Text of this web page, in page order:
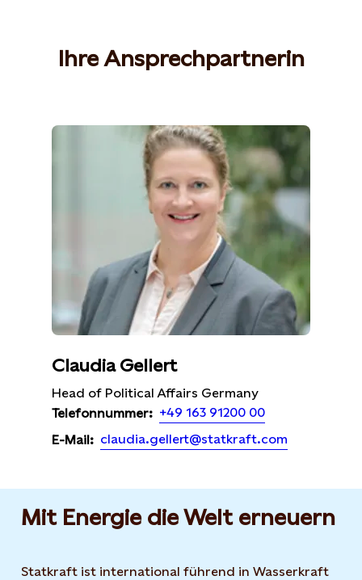
Ihre Ansprechpartnerin
Claudia Gellert
Head of Political Affairs Germany
Telefonnummer: +49 163 91200 00
E-Mail: claudia.gellert@statkraft.com
Mit Energie die Welt erneuern
Statkraft ist international führend in Wasserkraft